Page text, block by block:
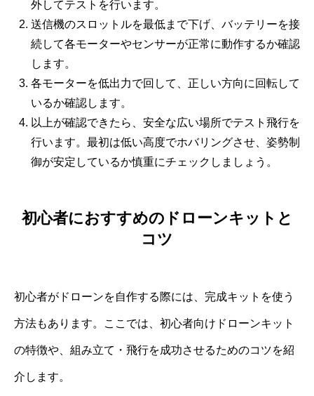
外してテストを行います。
送信機のスロットルを最低まで下げ、バッテリーを接
続して各モーターやセンサーが正常に動作するか確認
します。
各モーターを低出力で回して、正しい方向に回転して
いるか確認します。
以上が確認できたら、安全な広い場所でテスト飛行を
行います。最初は低い高度でホバリングさせ、姿勢制
御が安定しているか慎重にチェックしましょう。
初心者におすすめのドローンキットと
コツ
初心者がドローンを自作する際には、完成キットを使う
方法もあります。ここでは、初心者向けドローンキット
の特徴や、組み立て・飛行を成功させるためのコツを紹
介します。